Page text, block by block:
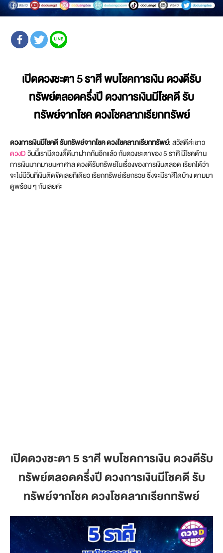
เปิดดวงชะตา 5 ราศี พบโชคการเงิน ดวงดีรับ
ทรัพย์ตลอดครึ่งปี ดวงการเงินมีโชคดี รับ
ทรัพย์จากโชค ดวงโชคลาภเรียกทรัพย์
ดวงการเงินมีโชคดี รับทรัพย์จากโชค ดวงโชคลาภเรียกทรัพย์: สวัสดีค่ะชาว
ดวงDวันนี้เรามีดวงดี๊ดีมาฝากกันอีกแล้ว กับดวงชะตาของ 5 ราศี มีโชคด้าน
การเงินมากมายมหาศาล ดวงดีรับทรัพย์ในเรื่องของการเงินตลอด เรียกได้ว่า
จะไม่มีวันที่เงินติดขัดเลยทีเดียว เรียกทรัพย์เรียกรวย ซึ่งจะมีราศีใดบ้าง ตามมา
ดูพร้อม ๆ กันเลยค่ะ
เปิดดวงชะตา 5 ราศี พบโชคการเงิน ดวงดีรับ
ทรัพย์ตลอดครึ่งปี ดวงการเงินมีโชคดี รับ
ทรัพย์จากโชค ดวงโชคลาภเรียกทรัพย์